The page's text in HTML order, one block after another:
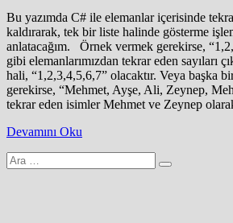
Bu yazımda C# ile elemanlar içerisinde
kaldırarak, tek bir liste halinde gösterme
anlatacağım. Örnek vermek gerekirse,
gibi elemanlarımızdan tekrar eden sayıları
hali, “1,2,3,4,5,6,7” olacaktır. Veya başka
gerekirse, “Mehmet, Ayşe, Ali, Zeynep,
tekrar eden isimler Mehmet ve Zeynep
Devamını Oku
Arama
yap: